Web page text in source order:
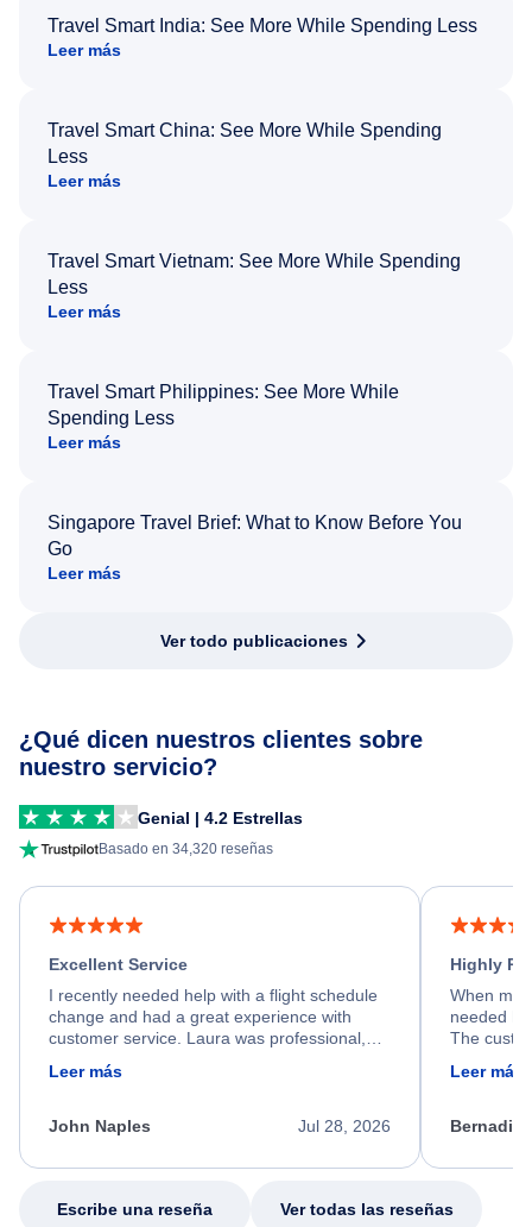
Travel Smart India: See More While Spending Less
Leer más
Travel Smart China: See More While Spending
Less
Leer más
Travel Smart Vietnam: See More While Spending
Less
Leer más
Travel Smart Philippines: See More While
Spending Less
Leer más
Singapore Travel Brief: What to Know Before You
Go
Leer más
Ver todo publicaciones
¿Qué dicen nuestros clientes sobre
nuestro servicio?
Genial | 4.2 Estrellas
Basado en 34,320 reseñas
Excellent Service
I recently needed help with a flight schedule
change and had a great experience with
customer service. Laura was professional,
friendly, and very helpful throughout the
process. She quickly found a solution and
appreciate her excellent service.
Leer más
Jul 28, 2026
John Naples
Highly
When my
needed
The
calm,
my issue.
Leer más
Escribe una reseña Ver todas las reseñas